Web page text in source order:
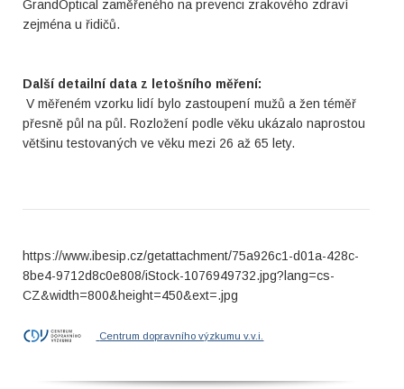
GrandOptical zaměřeného na prevenci zrakového zdraví
zejména u řidičů.
Další detailní data z letošního měření:
V měřeném vzorku lidí bylo zastoupení mužů a žen téměř
přesně půl na půl. Rozložení podle věku ukázalo naprostou
většinu testovaných ve věku mezi 26 až 65 lety.
https://www.ibesip.cz/getattachment/75a926c1-d01a-428c-
8be4-9712d8c0e808/iStock-1076949732.jpg?lang=cs-
CZ&width=800&height=450&ext=.jpg
Centrum dopravního výzkumu v.v.i.